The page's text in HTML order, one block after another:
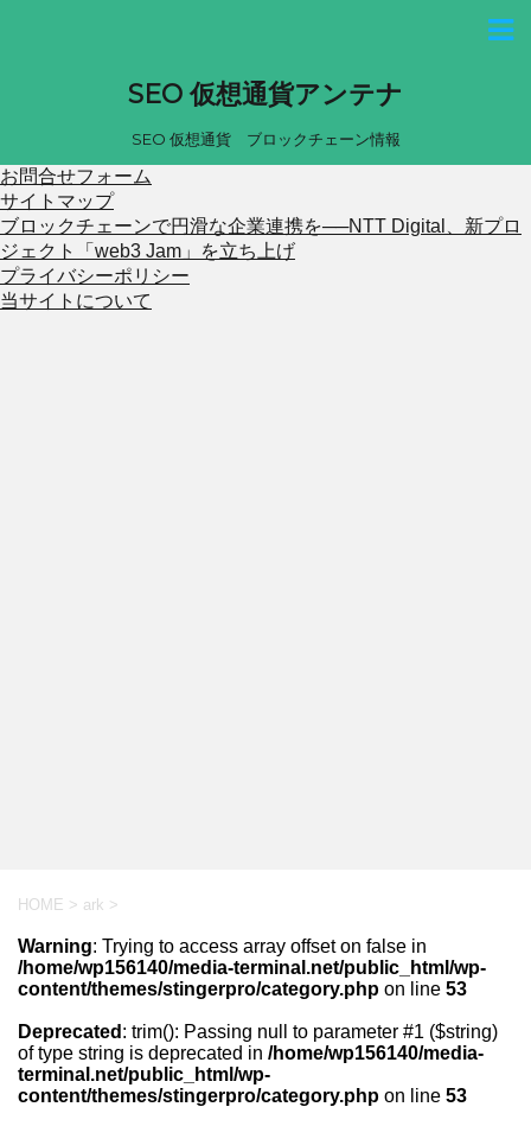
SEO 仮想通貨アンテナ
SEO 仮想通貨 ブロックチェーン情報
お問合せフォーム
サイトマップ
ブロックチェーンで円滑な企業連携を──NTT Digital、新プロ
ジェクト「web3 Jam」を立ち上げ
プライバシーポリシー
当サイトについて
HOME > ark >
Warning: Trying to access array offset on false in
/home/wp156140/media-terminal.net/public_html/wp-
content/themes/stingerpro/category.php on line 53
Deprecated : trim(): Passing null to parameter #1 ($string)
of type string is deprecated in /home/wp156140/media-
terminal.net/public_html/wp-
content/themes/stingerpro/category.php on line 53